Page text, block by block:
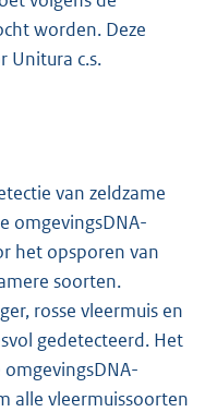
worden. Deze
Unitura c.s.
van zeldzame
omgevingsDNA-
het opsporen van
soorten.
rosse vleermuis en
gedetecteerd. Het
alle vleermuissoorten